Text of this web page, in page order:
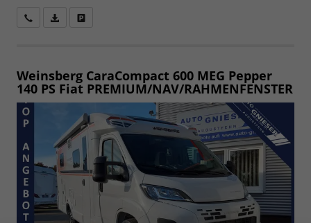
Wir rufen Sie anFahrzeugexposé (PDF)
Weinsberg CaraCompact 600 MEG Pepper
140 PS Fiat PREMIUM/NAV/RAHMENFENSTER